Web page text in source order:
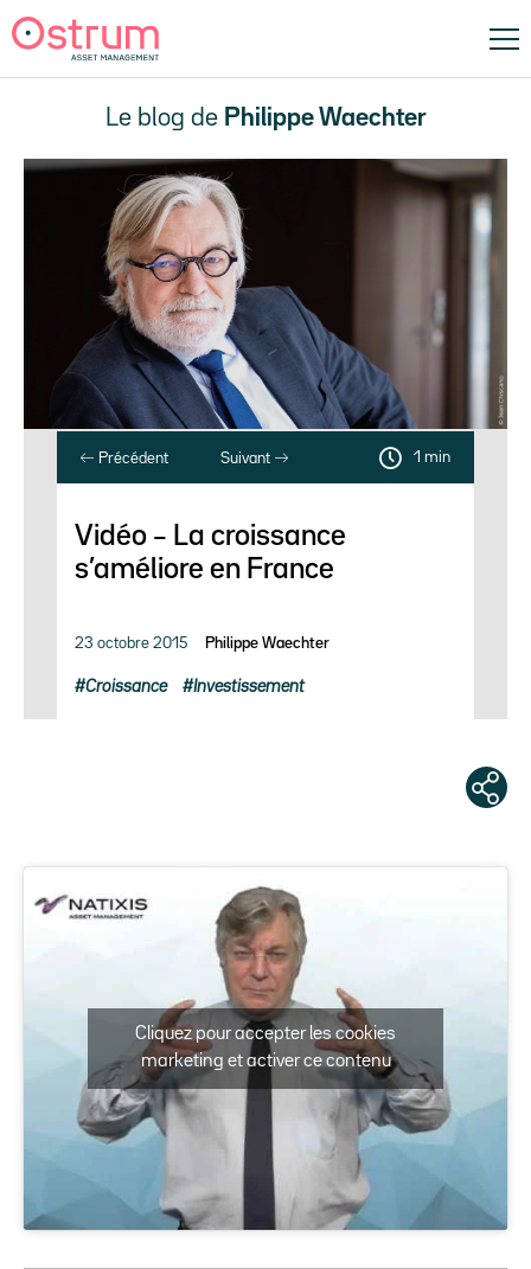
Le blog de Philippe Waechter
Précédent Suivant 1 min
Vidéo – La croissance
s’améliore en France
23 octobre 2015 Philippe Waechter
Croissance Investissement
Cliquez pour accepter les cookies
marketing et activer ce contenu